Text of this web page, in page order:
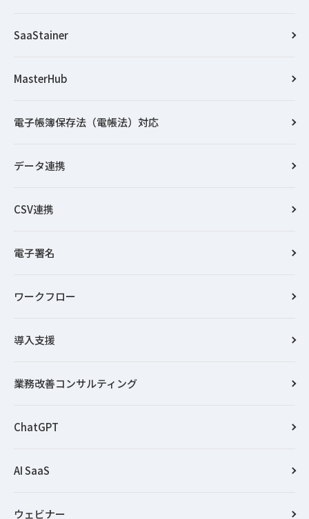
SaaStainer
MasterHub
電子帳簿保存法（電帳法）対応
データ連携
CSV連携
電子署名
ワークフロー
導入支援
業務改善コンサルティング
ChatGPT
AI SaaS
ウェビナー